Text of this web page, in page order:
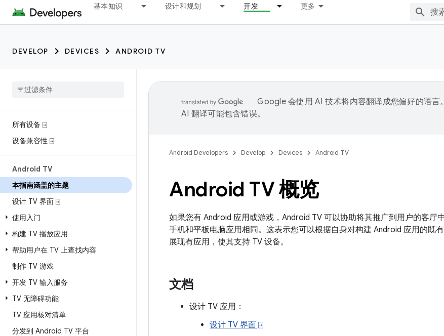
基本知识 设计和规划 开发 更多
DEVELOP DEVICES ANDROID TV
所有设备 ⍈
设备兼容性 ⍈
Android TV
本指南涵盖的主题
设计 TV 界面 ⍈
使用入门
构建 TV 播放应用
帮助用户在 TV 上查找内容
制作 TV 游戏
开发 TV 输入服务
TV 无障碍功能
TV 应用核对清单
分发到 Android TV 平台
Google 会使用 AI 技术将内容翻译成您偏好的语言。
AI 翻译可能包含错误。
Android Developers Develop Devices Android TV
Android TV 概览
如果您有 Android 应用或游戏，Android TV 可以协助将其推广到用户的客厅
手机和平板电脑应用相同。这表示您可以根据自身对构建 Android 应用的既
展现有应用，使其支持 TV 设备。
文档
设计 TV 应用：
设计 TV 界面 ⍈